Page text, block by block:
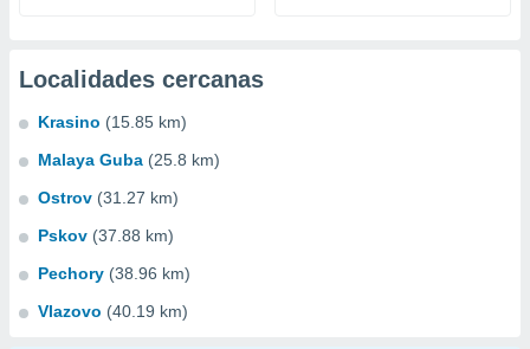
Localidades cercanas
Krasino (15.85 km)
Malaya Guba (25.8 km)
Ostrov (31.27 km)
Pskov (37.88 km)
Pechory (38.96 km)
Vlazovo (40.19 km)